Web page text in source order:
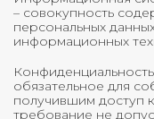
– совокупность
персональных
информационных
обязательное для
получившим доступ
требование не